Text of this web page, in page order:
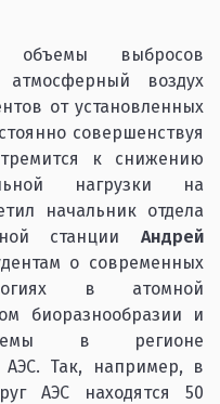
выбросов
воздух
от установленных
совершенствуя
к снижению
нагрузки на
начальник отдела
станции Андрей
о современных
в атомной
биоразнообразии и
в регионе
АЭС. Так, например, в
АЭС находятся 50